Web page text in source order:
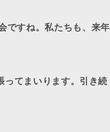
ですね。私たちも、来年
ってまいります。引き続